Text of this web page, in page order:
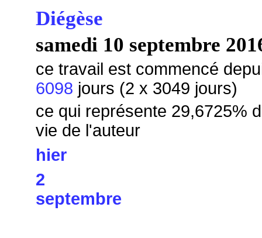
Diégèse
samedi 10 septembre
ce travail est commencé
6098 jours (2 x 3049 jours)
ce qui représente 29,6725%
vie de l'auteur
hier
2
septembre